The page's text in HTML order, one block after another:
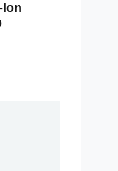
lon